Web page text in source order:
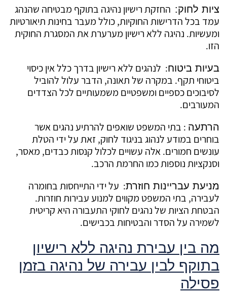
ציות לחוק: החזקת רישיון נהיגה בתוקף מבטיחה שהנהג
עמד בכל הדרישות החוקיות, כולל מעבר בחינות תיאורטיות
ומעשיות. נהיגה ללא רישיון מערערת את המסגרת החוקית
הזו.
בעיות ביטוח: לנהגים ללא רישיון בדרך כלל אין כיסוי
ביטוחי תקף. במקרה של תאונה, הדבר עלול להוביל
לסיבוכים כספיים ומשפטיים משמעותיים לכל הצדדים
המעורבים.
הרתעה : בתי המשפט שואפים להרתיע נהגים אשר
בוחרים במודע לנהוג בניגוד לחוק, זאת על ידי הטלת
עונשים חמורים. אלה עשויים לכלול קנסות כבדים, מאסר,
וסנקציות נוספות כמו החרמת הרכב.
מניעת עבריינות חוזרת: על ידי התייחסות בחומרה
לעבירה, בתי המשפט מקווים למנוע עבירות חוזרות.
הבטחת הציות של נהגים לחוקי התעבורה היא קריטית
לשמירה על הסדר והבטיחות בכבישים.
מה בין עבירת נהיגה ללא רישיון
בתוקף לבין עבירה של נהיגה בזמן
פסילה